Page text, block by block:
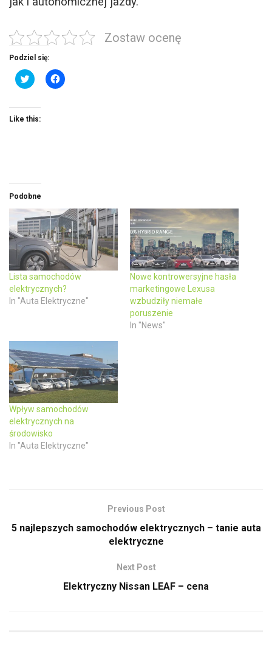
Zostaw ocenę
Podziel się:
C
l
k
t
o
T
w
t
t
e
r
(
O
p
e
n
s
i
n
n
d
o
w
)
C
l
e
b
o
o
k
(
O
p
e
n
s
i
n
n
d
o
w
)
Like this:
Podobne
Lista samochodów
elektrycznych?
In "Auta Elektryczne"
Nowe kontrowersyjne hasła
marketingowe Lexusa
wzbudziły niemałe
poruszenie
In "News"
Wpływ samochodów
elektrycznych na
środowisko
In "Auta Elektryczne"
Previous Post
5 najlepszych samochodów elektrycznych – tanie auta
elektryczne
Next Post
Elektryczny Nissan LEAF – cena